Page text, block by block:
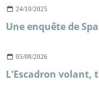
24/10/2025
05/08/2026
L'Escadron volant,